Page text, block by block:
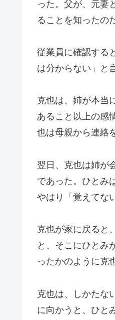
った。父が、元妻
ることを知ったの
従業員に確認する
は分からない」と
克也は、姉が本当
あること以上の感
也は母親から連絡
翌日、克也は姉が
であった。ひとみ
やはり「覚えてな
克也が家に戻ると
と、そこにひとみ
ったかのように克
克也は、しかたな
に向かうと、ひと